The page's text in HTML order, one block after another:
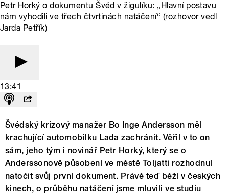
Petr Horký o dokumentu Švéd v žigulíku: „Hlavní postavu
nám vyhodili ve třech čtvrtinách natáčení“ (rozhovor vedl
Jarda Petřík)
13:41
Švédský krizový manažer Bo Inge Andersson měl
krachující automobilku Lada zachránit. Věřil v to on
sám, jeho tým i novinář Petr Horký, který se o
Anderssonově působení ve městě Toljatti rozhodnul
natočit svůj první dokument. Právě teď běží v českých
kinech, o průběhu natáčení jsme mluvili ve studiu